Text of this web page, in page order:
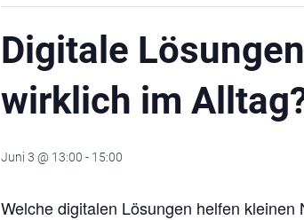
Digitale
wirklich im
Juni 3 @ 13:00 - 15:00
Welche digitalen Lösungen helfen